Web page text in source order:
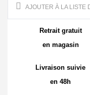
AJOUTER À LA LISTE
Retrait gratuit
en magasin
Livraison suivie
en 48h